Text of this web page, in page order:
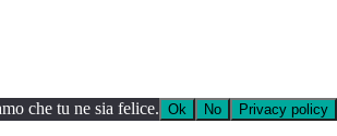
che tu ne sia felice. Ok No Privacy policy